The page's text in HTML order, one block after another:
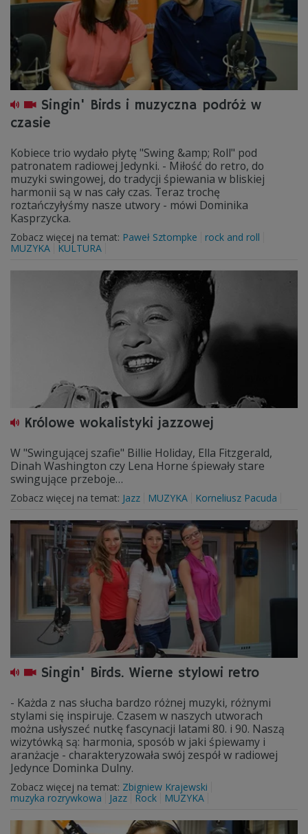
Singin' Birds i muzyczna podróż w
czasie
Kobiece trio wydało płytę "Swing &amp; Roll" pod
patronatem radiowej Jedynki. - Miłość do retro, do
muzyki swingowej, do tradycji śpiewania w bliskiej
harmonii są w nas cały czas. Teraz trochę
roztańczyłyśmy nasze utwory - mówi Dominika
Kasprzycka.
Zobacz więcej na temat: Paweł Sztompke
rock and roll
MUZYKA
KULTURA
Królowe wokalistyki jazzowej
W "Swingującej szafie" Billie Holiday, Ella Fitzgerald,
Dinah Washington czy Lena Horne śpiewały stare
swingujące przeboje…
Zobacz więcej na temat: Jazz MUZYKA Korneliusz Pacuda
Singin' Birds. Wierne stylowi retro
- Każda z nas słucha bardzo różnej muzyki, różnymi
stylami się inspiruje. Czasem w naszych utworach
można usłyszeć nutkę fascynacji latami 80. i 90. Naszą
wizytówką są: harmonia, sposób w jaki śpiewamy i
aranżacje - charakteryzowała swój zespół w radiowej
Jedynce Dominka Dulny.
Zobacz więcej na temat: Zbigniew Krajewski
muzyka rozrywkowa
Jazz Rock MUZYKA